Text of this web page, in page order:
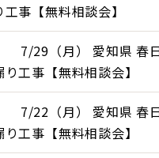
事【無料相談会】
7/29（月） 愛知県 春
工事【無料相談会】
7/22（月） 愛知県 春
工事【無料相談会】